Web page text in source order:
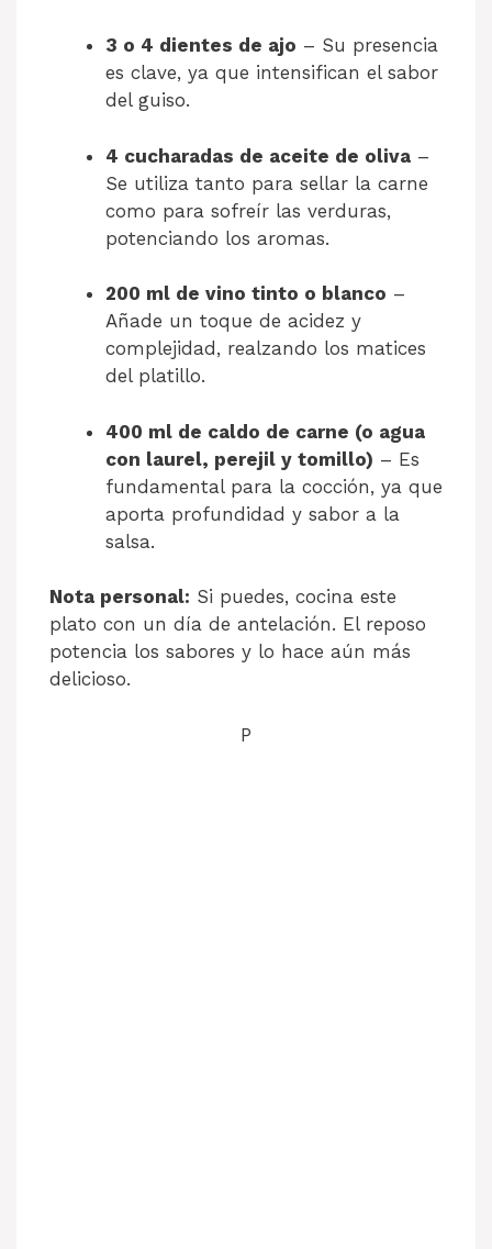
3 o 4 dientes de ajo – Su presencia
es clave, ya que intensifican el sabor
del guiso.
4 cucharadas de aceite de oliva –
Se utiliza tanto para sellar la carne
como para sofreír las verduras,
potenciando los aromas.
200 ml de vino tinto o blanco –
Añade un toque de acidez y
complejidad, realzando los matices
del platillo.
400 ml de caldo de carne (o agua
con laurel, perejil y tomillo) – Es
fundamental para la cocción, ya que
aporta profundidad y sabor a la
salsa.
Nota personal: Si puedes, cocina este
plato con un día de antelación. El reposo
potencia los sabores y lo hace aún más
delicioso.
P